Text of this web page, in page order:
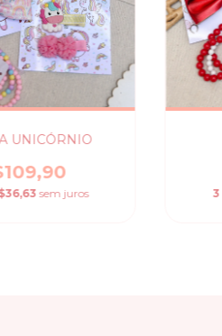
UNICÓRNIO
sem juros 3